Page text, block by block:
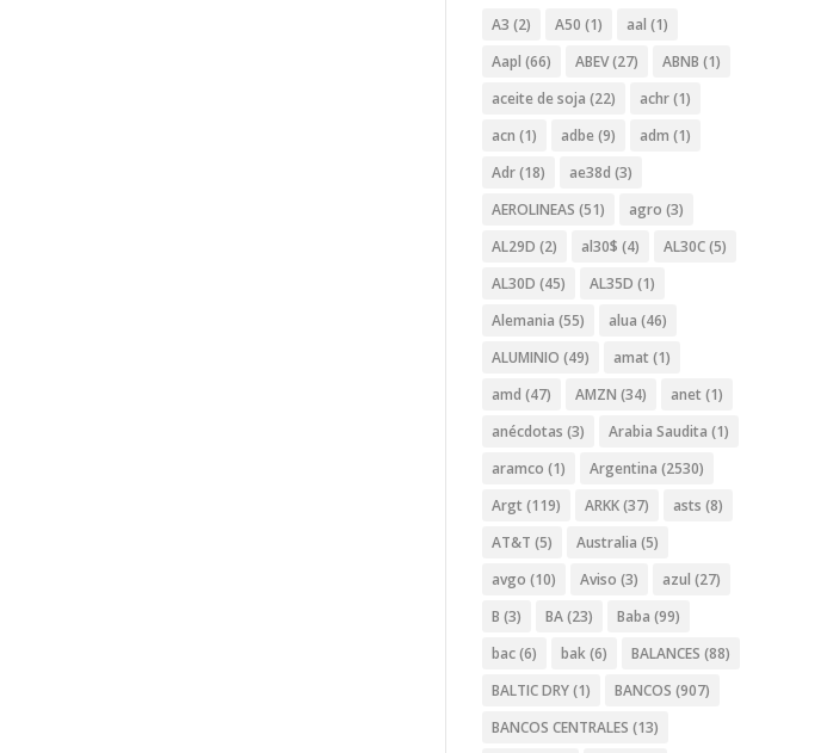
A3 (2) A50 (1) aal (1)
Aapl (66) ABEV(27) ABNB (1)
aceite de soja (22) achr(1)
acn (1) adbe (9) adm (1)
Adr(18) ae38d (3)
AEROLINEAS (51) agro (3)
AL29D (2) al30$ (4) AL30C(5)
AL30D (45) AL35D (1)
Alemania (55) alua (46)
ALUMINIO (49) amat (1)
amd (47) AMZN (34) anet (1)
anécdotas (3) Arabia Saudita (1)
aramco (1) Argentina (2530)
Argt (119) ARKK(37) asts (8)
AT&T (5) Australia (5)
avgo (10) Aviso (3) azul (27)
B (3) BA(23) Baba (99)
bac(6) bak(6) BALANCES (88)
BALTIC DRY(1) BANCOS (907)
BANCOS CENTRALES (13)